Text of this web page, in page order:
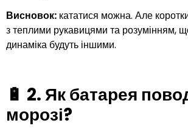
Висновок: кататися можна. Але
з теплими рукавицями та розумінням,
динаміка будуть іншими.
🔋 2.Як батарея
морозі?